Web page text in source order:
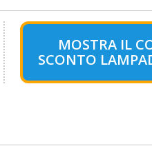
MOSTRA IL
SCONTO